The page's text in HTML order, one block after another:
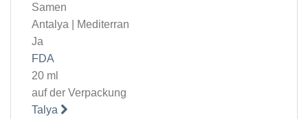
Samen
Antalya | Mediterran
Ja
FDA
20 ml
auf der Verpackung
Talya